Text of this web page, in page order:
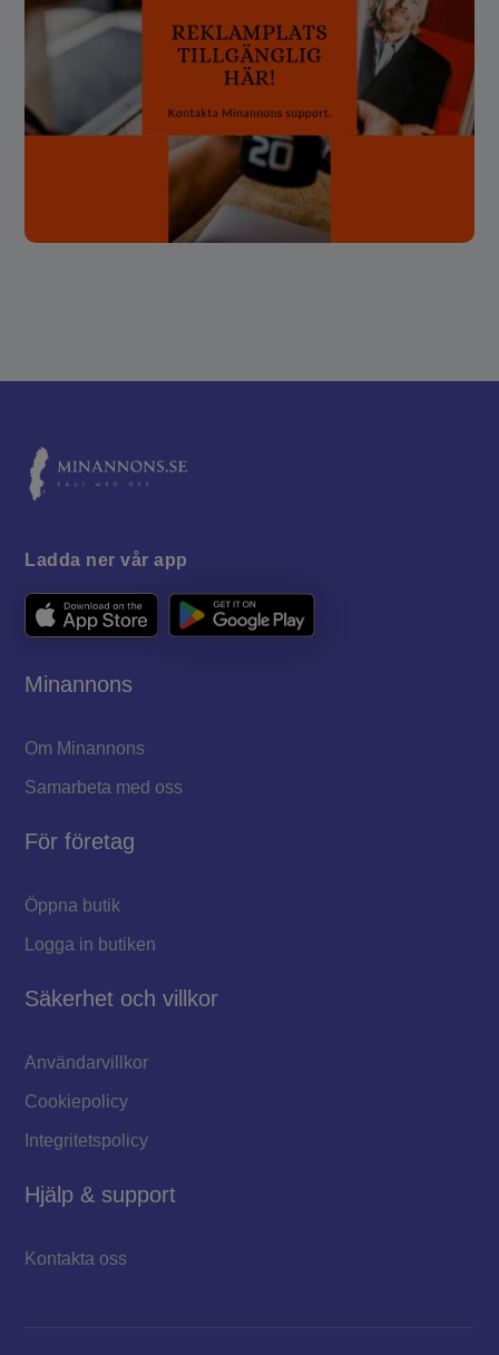
Ladda ner vår app
Minannons
Om Minannons
Samarbeta med oss
För företag
Öppna butik
Logga in butiken
Säkerhet och villkor
Användarvillkor
Cookiepolicy
Integritetspolicy
Hjälp & support
Kontakta oss